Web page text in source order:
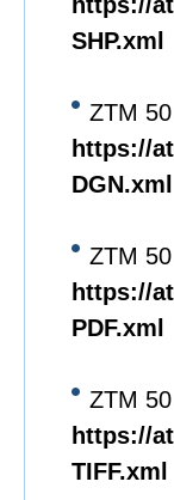
SHP.xml
ZTM
https://
DGN.xml
ZTM
https://
PDF.xml
ZTM
https://
TIFF.xml